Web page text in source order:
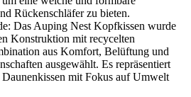
Rückenschläfer zu bieten.
Das Auping Nest Kopfkissen wurde
Konstruktion mit recycelten
aus Komfort, Belüftung und
ausgewählt. Es repräsentiert
mit Fokus auf Umwelt